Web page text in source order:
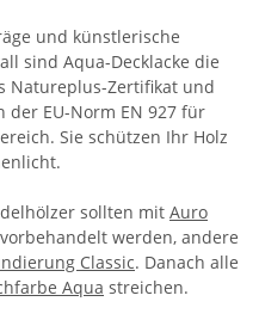
und künstlerische
sind Aqua-Decklacke die
Natureplus-Zertifikat und
EU-Norm EN 927 für
Sie schützen Ihr Holz
sollten mit Auro
vorbehandelt werden, andere
Classic. Danach alle
Aqua streichen.